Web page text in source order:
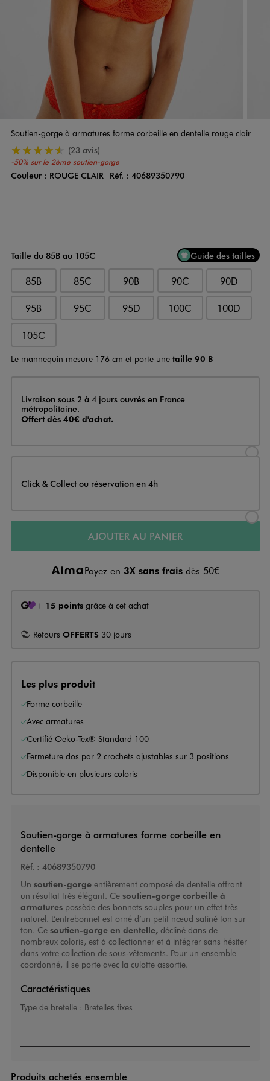
Soutien-gorge à armatures forme corbeille en dentelle rouge clair
-50% sur le 2ème soutien-gorge
4.5/5 de moyenne
(23 avis)
Couleur
Couleur : ROUGE CLAIR Réf. : 40689350790
Taille du 85B au 105C Guide des tailles
85B 85C 90B 90C 90D
95B 95C 95D 100C 100D
105C
Le mannequin mesure 176 cm et porte une taille 90 B
Livraison
Livraison sous 2 à 4 jours ouvrés en France
métropolitaine.
Offert dès 40€ d'achat.
Click & Collect ou réservation en 4h
AJOUTER AU PANIER
Payez en 3X sans frais dès 50€
+ 15 points grâce à cet achat
Retours OFFERTS 30 jours
Les plus produit
Forme corbeille
Avec armatures
Certifié Oeko-Tex® Standard 100
Fermeture dos par 2 crochets ajustables sur 3 positions
Disponible en plusieurs coloris
Soutien-gorge à armatures forme corbeille en
dentelle
Réf. : 40689350790
Un soutien-gorge entièrement composé de dentelle offrant
un résultat très élégant. Ce soutien-gorge corbeille à
armaturespossède des bonnets souples pour un effet très
naturel. L’entrebonnet est orné d’un petit nœud satiné ton sur
ton. Ce soutien-gorgeen dentelle,décliné dans de
nombreux coloris, est à collectionner et à intégrer sans hésiter
dans votre collection de sous-vêtements. Pour un ensemble
coordonné, il se porte avec la culotte assortie.
Caractéristiques
Type de bretelle : Bretelles fixes
Produits achetés ensemble